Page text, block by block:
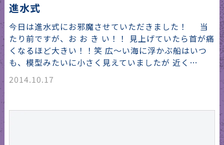
進水式
今日は進水式にお邪魔させていただきました！ 当
たり前ですが、お お き い！！ 見上げていたら首が痛
くなるほど大きい！！笑 広～い海に浮かぶ船はいつ
も、模型みたいに小さく見えていましたが 近く…
2014.10.17